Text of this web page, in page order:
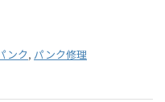
ンク, パンク修理